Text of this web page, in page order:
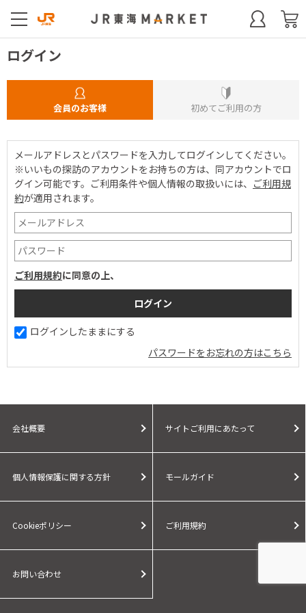
ログイン
会員のお客様 初めてご利用の方
メールアドレスとパスワードを入力してログインしてください。
※いいもの探訪のアカウントをお持ちの方は、同アカウントでロ
グイン可能です。 ご利用条件や個人情報の取扱いには、 ご利用規
約が適用されます。
ご利用規約に同意の上、
ログインしたままにする
パスワードをお忘れの方はこちら
会社概要 サイトご利用にあたって
個人情報保護に関する方針 モールガイド
Cookieポリシー ご利用規約
お問い合わせ